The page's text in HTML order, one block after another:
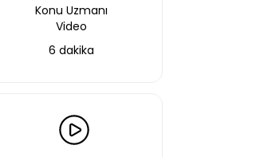
Konu Uzmanı
Video
6 dakika